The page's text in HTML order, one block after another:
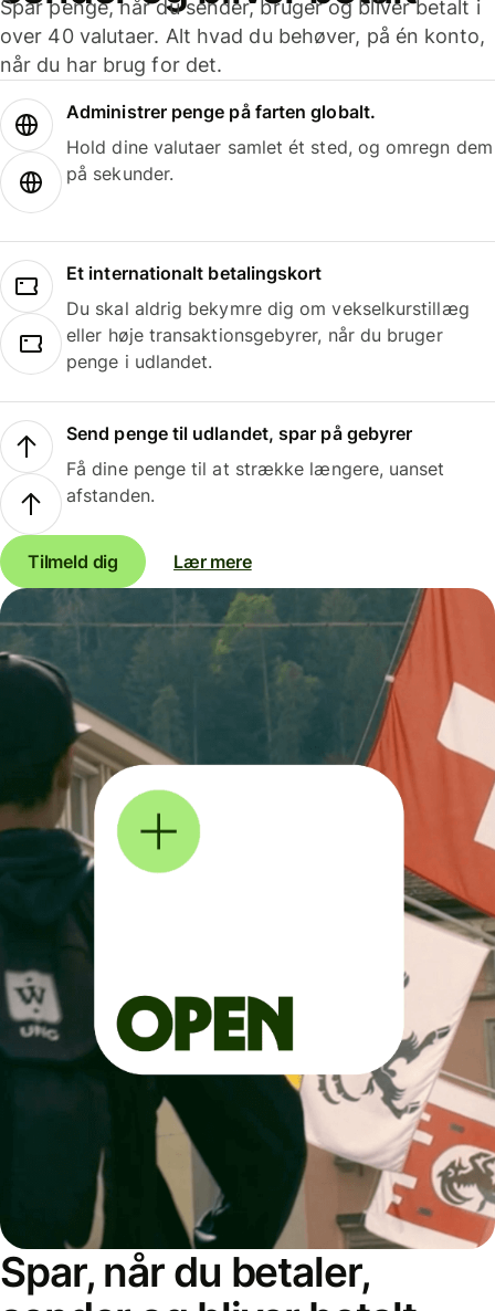
Spar penge, når du sender, bruger og bliver betalt i
over 40 valutaer. Alt hvad du behøver, på én konto,
når du har brug for det.
Administrer penge på farten globalt.
Hold dine valutaer samlet ét sted, og omregn dem
på sekunder.
Et internationalt betalingskort
Du skal aldrig bekymre dig om vekselkurstillæg
eller høje transaktionsgebyrer, når du bruger
penge i udlandet.
Send penge til udlandet, spar på gebyrer
Få dine penge til at strække længere, uanset
afstanden.
Tilmeld dig Lær mere
Spar, når du betaler,